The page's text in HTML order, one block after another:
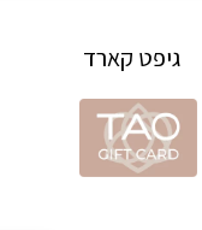
גיפט קארד